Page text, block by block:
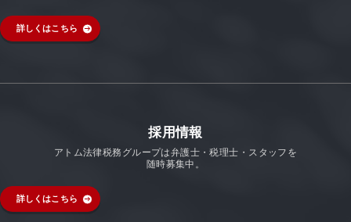
詳しくはこちら
採用情報
アトム法律税務グループは弁護士・税理士・スタッフを
随時募集中。
詳しくはこちら